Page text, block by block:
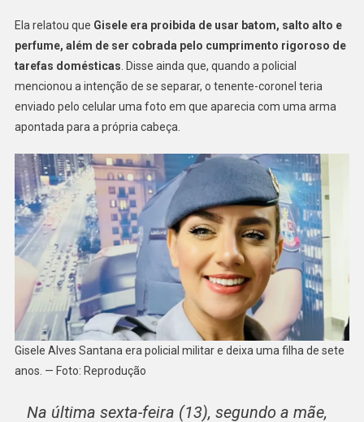
Ela relatou que Gisele era proibida de usar batom, salto alto e
perfume, além de ser cobrada pelo cumprimento rigoroso de
tarefas domésticas . Disse ainda que, quando a policial
mencionou a intenção de se separar, o tenente-coronel teria
enviado pelo celular uma foto em que aparecia com uma arma
apontada para a própria cabeça.
Gisele Alves Santana era policial militar e deixa uma filha de sete
anos. — Foto: Reprodução
Na última sexta-feira (13), segundo a mãe,